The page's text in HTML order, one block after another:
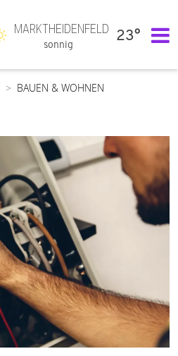
MARKTHEIDENFELD
sonnig
23°
BAUEN & WOHNEN